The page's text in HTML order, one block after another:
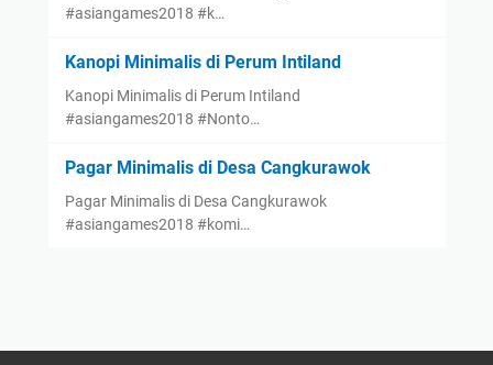
#asiangames2018 #k…
Kanopi Minimalis di Perum Intiland
Kanopi Minimalis di Perum Intiland
#asiangames2018 #Nonto…
Pagar Minimalis di Desa Cangkurawok
Pagar Minimalis di Desa Cangkurawok
#asiangames2018 #komi…